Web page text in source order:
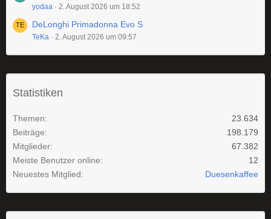
yodaa 2. August 2026 um 18:52
DeLonghi Primadonna Evo S
TeKa 2. August 2026 um 09:57
Statistiken
Themen
23.634
Beiträge
198.179
Mitglieder
67.382
Meiste Benutzer online
12
Neuestes Mitglied
Duesenkaffee